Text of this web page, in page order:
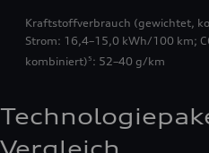
Kraftstoffverbrauch (gewichtet,
Strom: 16,4–15,0 kWh/100 km;
kombiniert) 5 : 52–40 g/km